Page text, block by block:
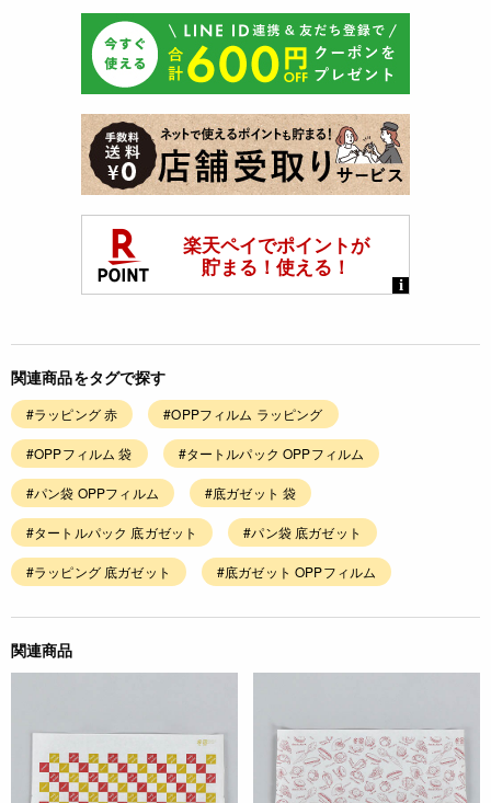
関連商品をタグで探す
#ラッピング 赤 #OPPフィルム ラッピング
#OPPフィルム 袋 #タートルパック OPPフィルム
#パン袋 OPPフィルム #底ガゼット 袋
#タートルパック 底ガゼット #パン袋 底ガゼット
#ラッピング 底ガゼット #底ガゼット OPPフィルム
関連商品